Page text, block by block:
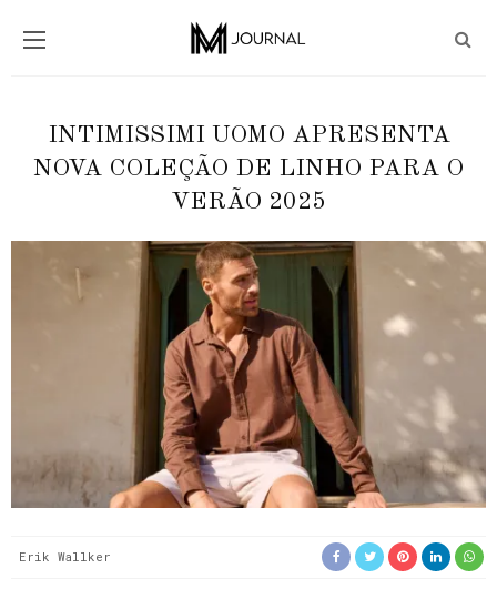
INTIMISSIMI UOMO APRESENTA
NOVA COLEÇÃO DE LINHO PARA O
VERÃO 2025
Erik Wallker